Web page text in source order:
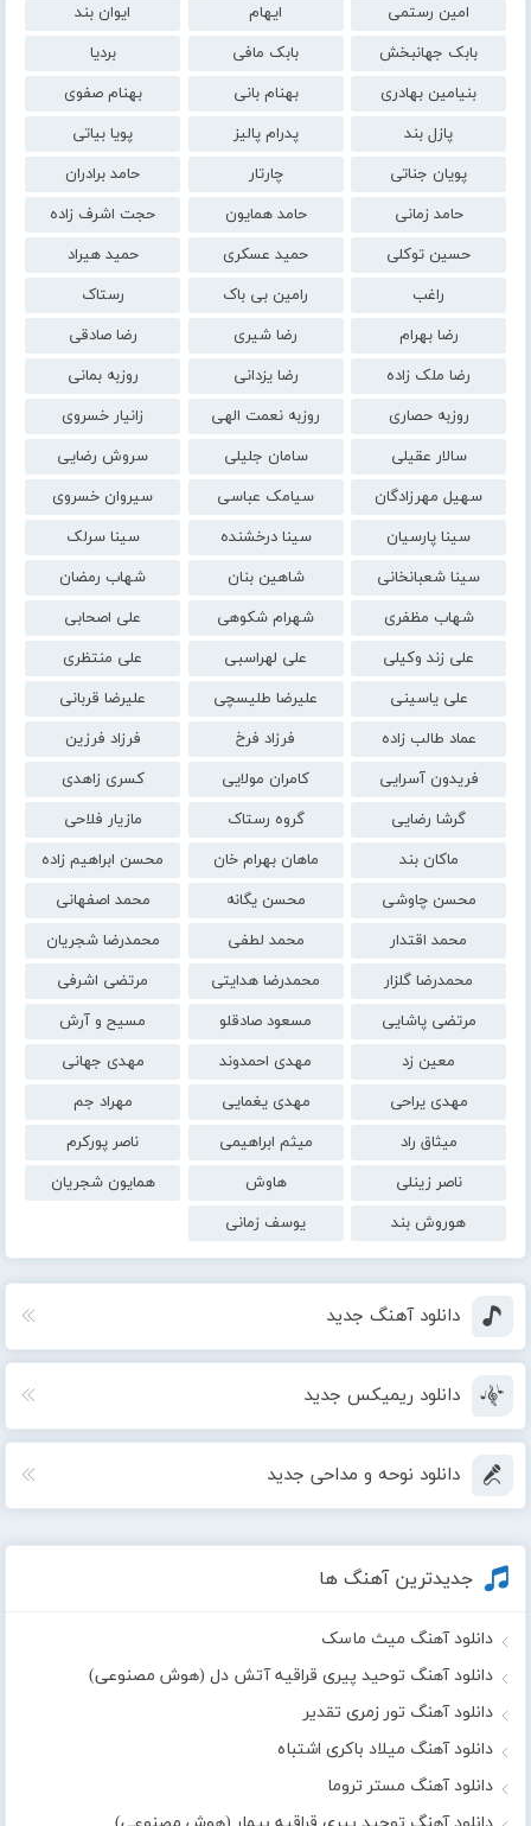
امین رستمی
ایهام
ایوان بند
بابک جهانبخش
بابک مافی
بردیا
بنیامین بهادری
بهنام بانی
بهنام صفوی
پازل بند
پدرام پالیز
پویا بیاتی
پویان جناتی
چارتار
حامد برادران
حامد زمانی
حامد همایون
حجت اشرف زاده
حسین توکلی
حمید عسکری
حمید هیراد
راغب
رامین بی باک
رستاک
رضا بهرام
رضا شیری
رضا صادقی
رضا ملک زاده
رضا یزدانی
روزبه بمانی
روزبه حصاری
روزبه نعمت الهی
زانیار خسروی
سالار عقیلی
سامان جلیلی
سروش رضایی
سهیل مهرزادگان
سیامک عباسی
سیروان خسروی
سینا پارسیان
سینا درخشنده
سینا سرلک
سینا شعبانخانی
شاهین بنان
شهاب رمضان
شهاب مظفری
شهرام شکوهی
علی اصحابی
علی زند وکیلی
علی لهراسبی
علی منتظری
علی یاسینی
علیرضا طلیسچی
علیرضا قربانی
عماد طالب زاده
فرزاد فرخ
فرزاد فرزین
فریدون آسرایی
کامران مولایی
کسری زاهدی
گرشا رضایی
گروه رستاک
مازیار فلاحی
ماکان بند
ماهان بهرام خان
محسن ابراهیم زاده
محسن چاوشی
محسن یگانه
محمد اصفهانی
محمد اقتدار
محمد لطفی
محمدرضا شجریان
محمدرضا گلزار
محمدرضا هدایتی
مرتضی اشرفی
مرتضی پاشایی
مسعود صادقلو
مسیح و آرش
معین زد
مهدی احمدوند
مهدی جهانی
مهدی یراحی
مهدی یغمایی
مهراد جم
میثاق راد
میثم ابراهیمی
ناصر پورکرم
ناصر زینلی
هاوش
همایون شجریان
هوروش بند
یوسف زمانی
دانلود آهنگ جدید
دانلود ریمیکس جدید
دانلود نوحه و مداحی جدید
جدیدترین آهنگ ها
دانلود آهنگ میث ماسک
دانلود آهنگ توحید پیری قراقیه آتش دل (هوش مصنوعی)
دانلود آهنگ تور زمری تقدیر
دانلود آهنگ میلاد باکری اشتباه
دانلود آهنگ مستر تروما